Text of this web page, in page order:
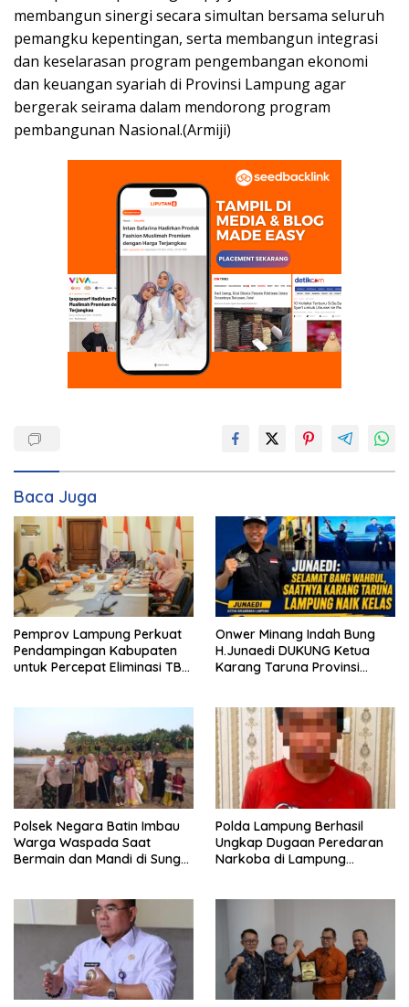
membangun sinergi secara simultan bersama seluruh
pemangku kepentingan, serta membangun integrasi
dan keselarasan program pengembangan ekonomi
dan keuangan syariah di Provinsi Lampung agar
bergerak seirama dalam mendorong program
pembangunan Nasional.(Armiji)
Baca Juga
Pemprov Lampung Perkuat
Pendampingan Kabupaten
untuk Percepat Eliminasi TBC
Onwer Minang Indah Bung
H.Junaedi DUKUNG Ketua
Karang Taruna Provinsi
Polsek Negara Batin Imbau
Warga Waspada Saat
Bermain dan Mandi di Sungai
Polda Lampung Berhasil
Ungkap Dugaan Peredaran
Narkoba di Lampung